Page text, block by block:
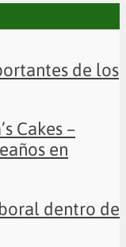
de los
Cakes –
en
dentro de